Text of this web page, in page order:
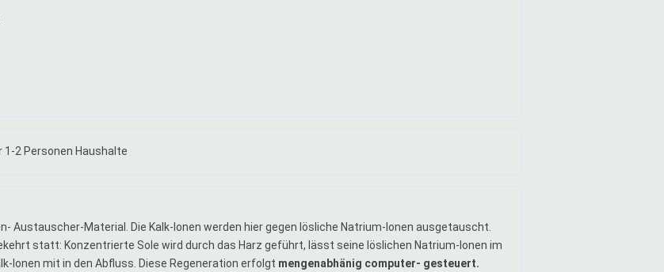
1-2 Personen Haushalte
Austauscher-Material. Die Kalk-Ionen werden hier gegen lösliche Natrium-Ionen ausgetauscht.
statt: Konzentrierte Sole wird durch das Harz geführt, lässt seine löslichen Natrium-Ionen im
Ionen mit in den Abfluss. Diese Regeneration erfolgt mengenabhänig computer- gesteuert.